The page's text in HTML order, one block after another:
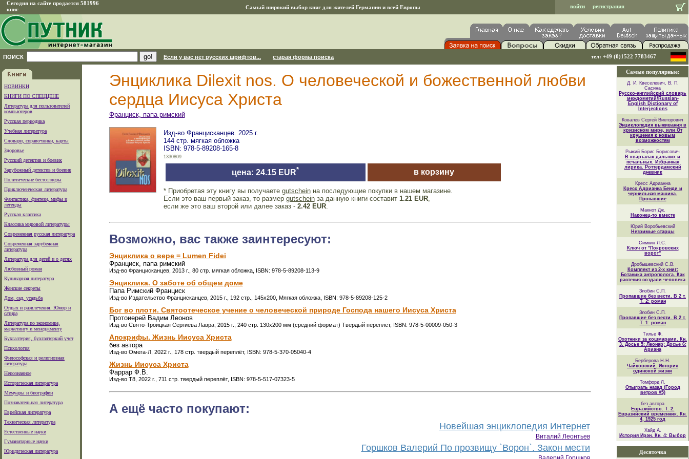
Сегодня на сайте продается 581996
книг
Самый широкий выбор книг для жителей Германии и всей Европы войти регистрация
ПОИСК Если у вас нет русских шрифтов... старая форма поиска тел: +49 (0)1522 7783467
НОВИНКИ
КНИГИ ПО СПЕЦЦЕНЕ
Литература для пользователей
компьютеров
Русская периодика
Учебная литература
Словари, справочники, карты
Здоровье
Русский детектив и боевик
Зарубежный детектив и боевик
Политические бестселлеры
Приключенческая литература
Фантастика, фэнтези, мифы и
легенды
Русская классика
Классика мировой литературы
Современная русская литература
Современная зарубежная
литература
Литература для детей и о детях
Любовный роман
Кулинарная литература
Женские секреты
Дом, сад, усадьба
Отдых и развлечения. Юмор и
сатира
Литература по экономике,
маркетингу и менеджменту
Бухгалтерия, бухгалтеркий учет
Психология
Философская и религиозная
литература
Непознанное
Историческая литература
Мемуары и биографии
Познавательная литература
Еврейская литература
Техническая литература
Естественные науки
Гуманитарные науки
Юридическая литература
Энциклика Dilexit nos. О человеческой и божественной любви
сердца Иисуса Христа
Франциск, папа римский
Изд-во Францисканцев. 2025 г.
144 стр. мягкая обложка
ISBN: 978-5-89208-165-8
1330809
цена: 24.15 EUR* в корзину
* Приобретая эту книгу вы получаете gutscheinна последующие покупки в нашем магазине.
Если это ваш первый заказ, то размер gutscheinза данную книги составит 1.21 EUR,
если же это ваш второй или далее заказ - 2.42 EUR.
Возможно, вас также заинтересуют:
Энциклика о вере = Lumen Fidei
Франциск, папа римский
Изд-во Францисканцев, 2013 г., 80 стр. мягкая обложка, ISBN: 978-5-89208-113-9
Энциклика. О заботе об общем доме
Папа Римский Франциск
Изд-во Издательство Францисканцев, 2015 г., 192 стр., 145x200, Мягкая обложка, ISBN: 978-5-89208-125-2
Бог во плоти. Святоотеческое учение о человеческой природе Господа нашего Иисуса Христа
Протоиерей Вадим Леонов
Изд-во Свято-Троицкая Сергиева Лавра, 2015 г., 240 стр. 130х200 мм (средний формат) Твердый переплет, ISBN: 978-5-00009-050-3
Апокрифы. Жизнь Иисуса Христа
без автора
Изд-во Омега-Л, 2022 г., 178 стр. твердый переплёт, ISBN: 978-5-370-05040-4
Жизнь Иисуса Христа
Фаррар Ф.В.
Изд-во Т8, 2022 г., 711 стр. твердый переплёт, ISBN: 978-5-517-07323-5
А ещё часто покупают:
Новейшая энциклопедия Интернет
Виталий Леонтьев
Горшков Валерий По прозвищу `Ворон`. Закон мести
Самые популярные:
Д. И. Квеселевич, В. П.
Сасина
Русско-английский словарь
междометий/Russian-
English Dictionary of
Interjections
Ковалев Сергей Викторович
Энциклопедия выживания в
кризисном мире, или От
крушения к новым
возможностям
Рыжий Борис Борисович
В кварталах дальних и
печальных. Избранная
лирика. Роттердамский
дневник
Кресс Адрианна
Кресс Адрианна Бенди и
чернильная машина.
Пропавшие
Макнот Дж.
Наконец-то вместе
Юрий Воробьевский
Незримые старцы
Симкин Л.С.
Ключ от "Покровских
ворот"
Дробышевский С.В.
Комплект из 2-х книг:
Ботаника антрополога. Как
растения создали человека
Злобин С.П.
Пропавшие без вести. В 2 т.
Т. 2: роман
Злобин С.П.
Пропавшие без вести. В 2 т.
Т. 1: роман
Тилье Ф.
Охотники за кошмарами. Кн.
3. Досье 5: Леонар; Досье 6:
Ариана
Берберова Н.Н.
Чайковский. История
одинокой жизни
Томфорд Л.
Отыграть назад (Город
ветров #5)
без автора
Евразийство. Т. 2.
Евразийский временник. Кн.
4, 1925 год
Хайд А.
История Ирэн. Кн. 4: Выбор
Десяточка